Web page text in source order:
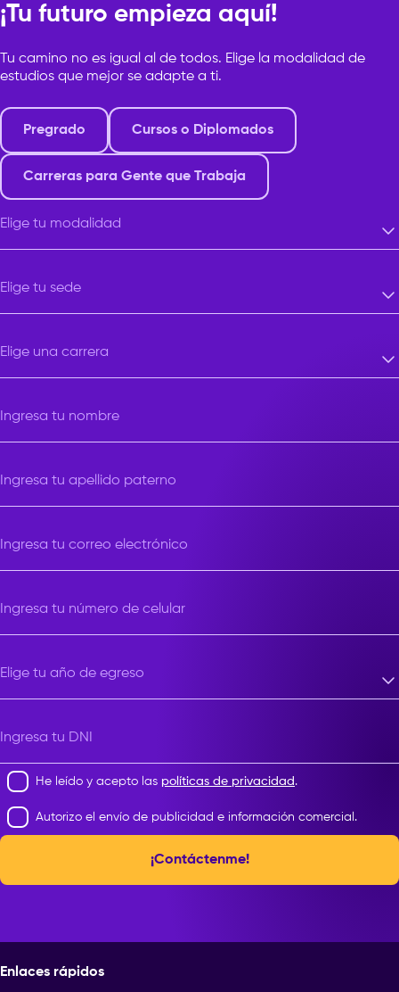
¡Tu futuro empieza aquí!
Tu camino no es igual al de todos. Elige la modalidad de
estudios que mejor se adapte a ti.
Pregrado Cursos o Diplomados
Carreras para Gente que Trabaja
Elige tu modalidad
Elige tu sede
Elige una carrera
Ingresa tu nombre
Ingresa tu apellido paterno
Ingresa tu correo electrónico
Ingresa tu número de celular
Elige tu año de egreso
Ingresa tu DNI
He leído y acepto las políticas de privacidad .
Autorizo el envío de publicidad e información comercial.
¡Contáctenme!
Enlaces rápidos